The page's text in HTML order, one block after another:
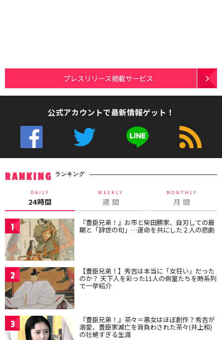
プレスリリース掲載サービス
公式アカウントで最新情報ゲット！
RANKING ランキング
DAILY
24時間
WEEKLY
週 間
MONTHLY
月 間
1 『豊臣兄弟！』お市と柴田勝家、自刃しての最
期と「辞世の句」…運命を共にした２人の悲劇
2 【豊臣兄弟！】秀吉は本当に「女狂い」だった
のか？ 天下人を彩った11人の側室たちを時系列
で一挙紹介
3 『豊臣兄弟！』茶々＝悪女はほぼ創作？秀吉が
溺愛、豊臣家滅亡を背負わされた茶々(井上和)
の壮絶すぎる生涯